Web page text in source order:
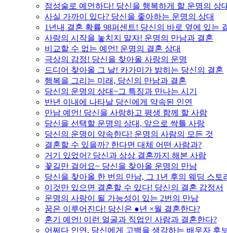
점성술로 예언하다! 당신을 행복하게 할 운명의 상
사실 가까이 있다? 당신을 좋아하는 운명의 상대
1년내 결혼 확률 98퍼센트! 당신의 바로 옆에 있는
사랑의 시작을 놓치지 말자! 운명의 만남과 결혼
비교할 수 없는 예언! 운명의 결혼 상대
극상의 감정! 당신을 찾아올 사랑의 운명
드디어 찾아올 그 날! 카가미가 밝히는 당신의 결혼
행복을 그리는 미래, 당신의 만남과 결혼
당신의 운명의 상대~그 특징과 만나는 시기
반년 이내에 나타날 당신에게 약속된 인연
만남 예언! 당신을 사랑하고 평생 함께 할 사람
당신을 선택할 운명의 상대, 앞으로 싹틀 사랑
당신의 운명이 약속한다! 운명의 사람의 모든 것
결혼할 수 있을까? 한다면 대체 어떤 사람과?
거기 있었어? 당신과 상상 결혼까지 해본 사람
꽃길만 걸어요~ 당신을 찾아올 운명의 만남
당신을 찾아올 한 번의 만남, 그 1년 후의 웨딩 스토
이것만 있으면 결혼할 수 있다! 당신의 결혼 감정서
운명의 사랑이 될 가능성이 있는 2번의 만남
꿈은 이루어진다! 당신은 ●년 ×월 결혼한다?
혼기 예언! 이런 얼굴과 직업인 사람과 결혼한다?
어쩌다 인연, 당신에게 고백을 생각하는 배우자 후보